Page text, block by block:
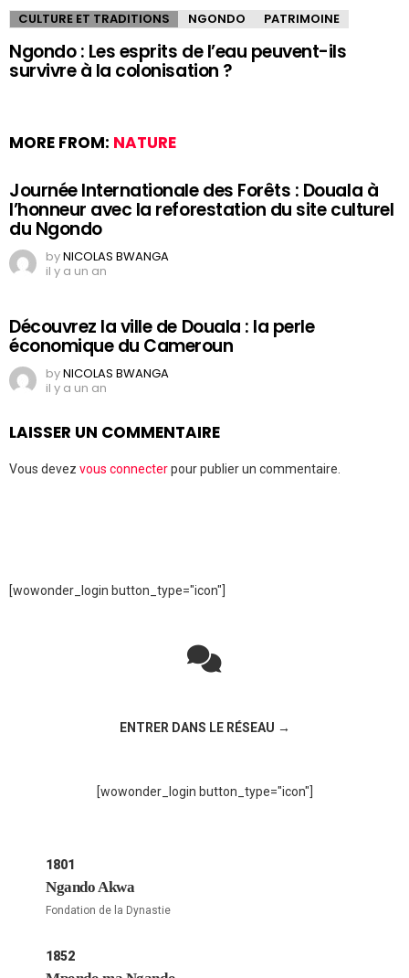
CULTURE ET TRADITIONS NGONDO PATRIMOINE
Ngondo : Les esprits de l’eau peuvent-ils
survivre à la colonisation ?
MORE FROM: NATURE
Journée Internationale des Forêts : Douala à
l’honneur avec la reforestation du site culturel
du Ngondo
byNICOLAS BWANGA
il y a un an
Découvrez la ville de Douala : la perle
économique du Cameroun
byNICOLAS BWANGA
il y a un an
LAISSER UN COMMENTAIRE
Vous devez vous connecterpour publier un commentaire.
[wowonder_login button_type="icon"]
ENTRER DANS LE RÉSEAU →
[wowonder_login button_type="icon"]
1801
Ngando Akwa
Fondation de la Dynastie
1852